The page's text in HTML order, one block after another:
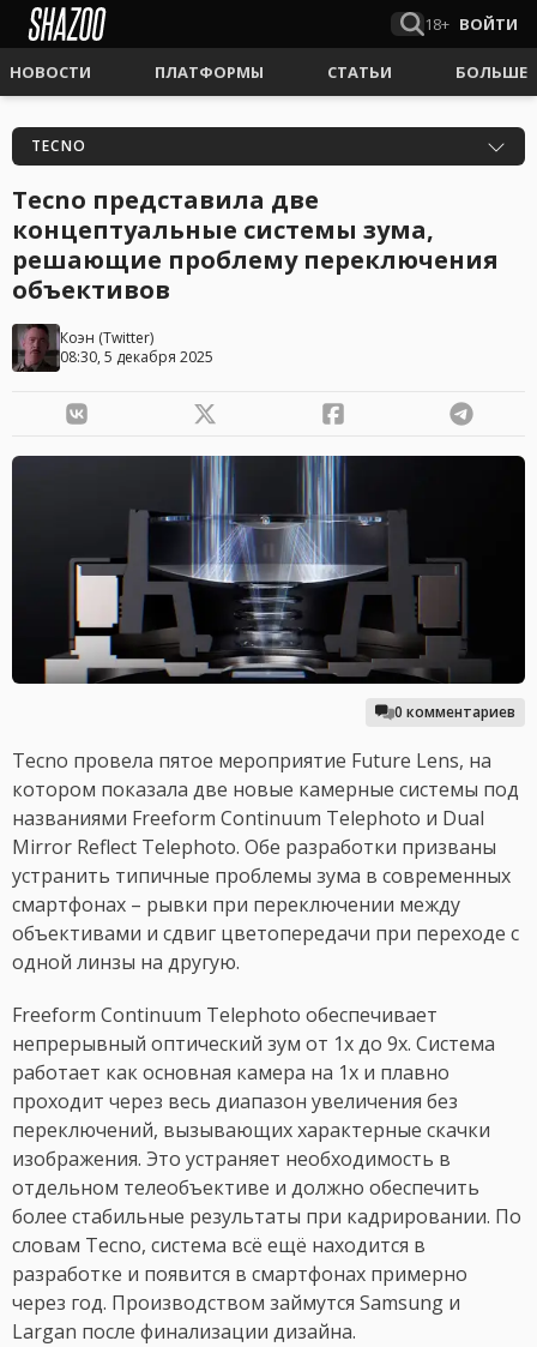
18+ ВОЙТИ
НОВОСТИ ПЛАТФОРМЫ СТАТЬИ БОЛЬШЕ
TECNO
Tecno представила две
концептуальные системы зума,
решающие проблему переключения
объективов
Коэн (Twitter)
08:30, 5 декабря 2025
0 комментариев
Tecno провела пятое мероприятие Future Lens, на
котором показала две новые камерные системы под
названиями Freeform Continuum Telephoto и Dual
Mirror Reflect Telephoto. Обе разработки призваны
устранить типичные проблемы зума в современных
смартфонах – рывки при переключении между
объективами и сдвиг цветопередачи при переходе с
одной линзы на другую.
Freeform Continuum Telephoto обеспечивает
непрерывный оптический зум от 1x до 9x. Система
работает как основная камера на 1x и плавно
проходит через весь диапазон увеличения без
переключений, вызывающих характерные скачки
изображения. Это устраняет необходимость в
отдельном телеобъективе и должно обеспечить
более стабильные результаты при кадрировании. По
словам Tecno, система всё ещё находится в
разработке и появится в смартфонах примерно
через год. Производством займутся Samsung и
Largan после финализации дизайна.